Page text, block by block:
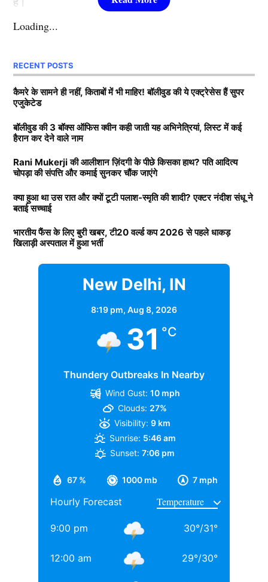
यह खिलाड़ी बनेगा कप्तान
Team India
दरअसल, इस समय टीम इंडिया के अगले कप्तान के एक नहीं
बल्कि दो दावेदार हैं। दोनों ही प्रतिभाशाली खिलाड़ी भारतीय टीम
के लिए तीनों प्रारूपों में अच्छा खेल दिखा रहे हैं और माना जा रहा
है कि इनमें से ही किसी एक को निकट भविष्य में रोहित शर्मा (Rohit
Sharma) के बाद टीम इंडिया की कमान सौंपी जा सकती है। हम
बात कर रहे हैं स्टार विकेटकीपर बल्लेबाज ऋषभ पंत और शुभमन
गिल की। ये दोनों ही खिलाड़ी अगले कप्तान बनने के सबसे प्रबल
बांग्लादेश दौरे पर जाएगी टीम इंडिया की B स्क्वाड,
वैभव सूर्यवशीं समेत 15 युवा खिलाड़ियों को मिला मौका
दोनों को है कप्तानी का अनुभव
Loading...
RECENT POSTS
कैमरे के सामने ही नहीं, किताबों में भी माहिर! बॉलीवुड की ये एक्ट्रेसेस हैं सुपर
एजुकेटेड
बॉलीवुड की 3 बॉक्स ऑफिस क्वीन कही जाती यह अभिनेत्रियां, लिस्ट में कई
हैरान कर देने वाले नाम
Rani Mukerji की आलीशान ज़िंदगी के पीछे किसका हाथ? पति आदित्य
चोपड़ा की संपत्ति और कमाई सुनकर चौंक जाएंगे
क्या हुआ था उस रात और क्यों टूटी पलाश-स्मृति की शादी? एक्टर नंदीश संधू ने
बताई सच्चाई
भारतीय फैंस के लिए बुरी खबर, टी20 वर्ल्ड कप 2026 से पहले धाकड़
खिलाड़ी अस्पताल में हुआ भर्ती
New Delhi, IN
8:19 pm, Aug 8, 2026
31 °C
Thundery Outbreaks In Nearby
67 % 1000 mb 7 mph
Wind Gust: 10 mph
Clouds: 27%
Visibility: 9 km
Sunrise: 5:46 am
Sunset: 7:06 pm
Hourly Forecast
9:00 pm 30°/31°
12:00 am 29°/30°